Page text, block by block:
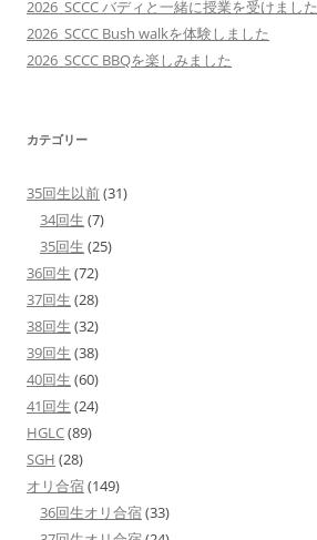
2026_SCCC バディと一緒に授業を受けました
2026_SCCC Bush walkを体験しました
2026_SCCC BBQを楽しみました
カテゴリー
35回生以前(31)
34回生 (7)
35回生 (25)
36回生 (72)
37回生 (28)
38回生 (32)
39回生 (38)
40回生 (60)
41回生 (24)
HGLC(89)
SGH (28)
オリ合宿(149)
36回生オリ合宿(33)